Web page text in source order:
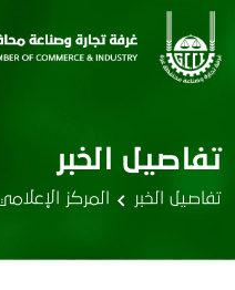
تفاصيل الخبر
تفاصيل الخبر المركز الإعلامي